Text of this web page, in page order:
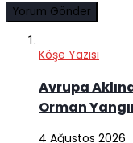
Köşe Yazısı
Avrupa
Orman
4 Ağustos 2026